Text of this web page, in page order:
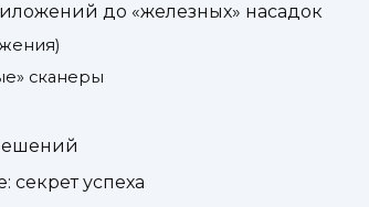
до «железных» насадок
сканеры
секрет успеха